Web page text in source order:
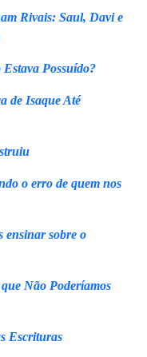
Rivais: Saul, Davi e
Possuído?
de Isaque Até
o erro de quem nos
ensinar sobre o
Não Poderíamos
Escrituras